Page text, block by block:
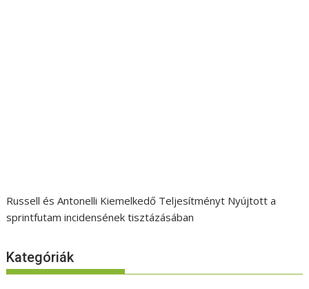
Russell és Antonelli Kiemelkedő Teljesítményt Nyújtott a
sprintfutam incidensének tisztázásában
Kategóriák